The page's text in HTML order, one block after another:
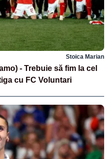
Stoica Marian
- Trebuie să fim la cel
cu FC Voluntari